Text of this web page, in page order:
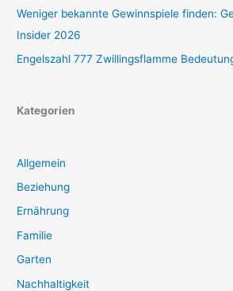
Weniger bekannte Gewinnspiele finden:
Insider 2026
Engelszahl 777 Zwillingsflamme
Kategorien
Allgemein
Beziehung
Ernährung
Familie
Garten
Nachhaltigkeit